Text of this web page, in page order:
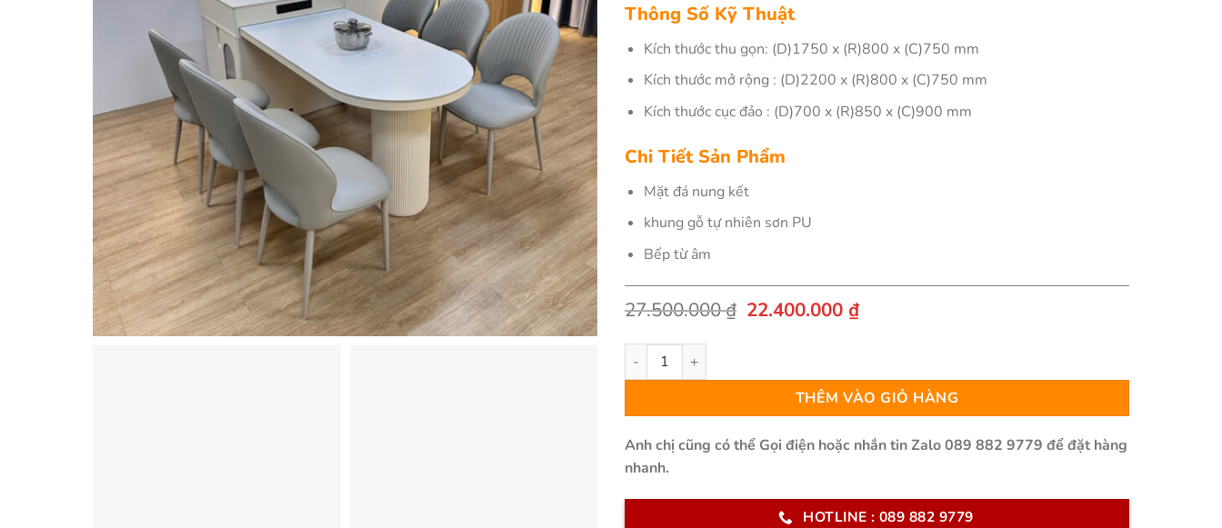
Thông Số Kỹ Thuật
Kích thước thu gọn: (D)1750 x (R)800 x (C)750 mm
Kích thước mở rộng : (D)2200 x (R)800 x (C)750 mm
Kích thước cục đảo : (D)700 x (R)850 x (C)900 mm
Chi Tiết Sản Phẩm
Mặt đá nung kết
khung gỗ tự nhiên sơn PU
Bếp từ âm
27.500.000₫ Giá
22.400.000 ₫Giá
22.400.000 ₫.
Bàn Đảo Bếp Nhập Khẩu Cao Cấp - RANCO số lượng
THÊM VÀO GIỎ HÀNG
Anh chị cũng có thể Gọi điện hoặc nhắn tin Zalo 089 882 9779 để đặt hàng
nhanh.
HOTLINE : 089 882 9779